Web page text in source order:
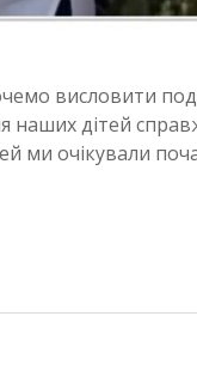
висловити
наших дітей
ми очікували